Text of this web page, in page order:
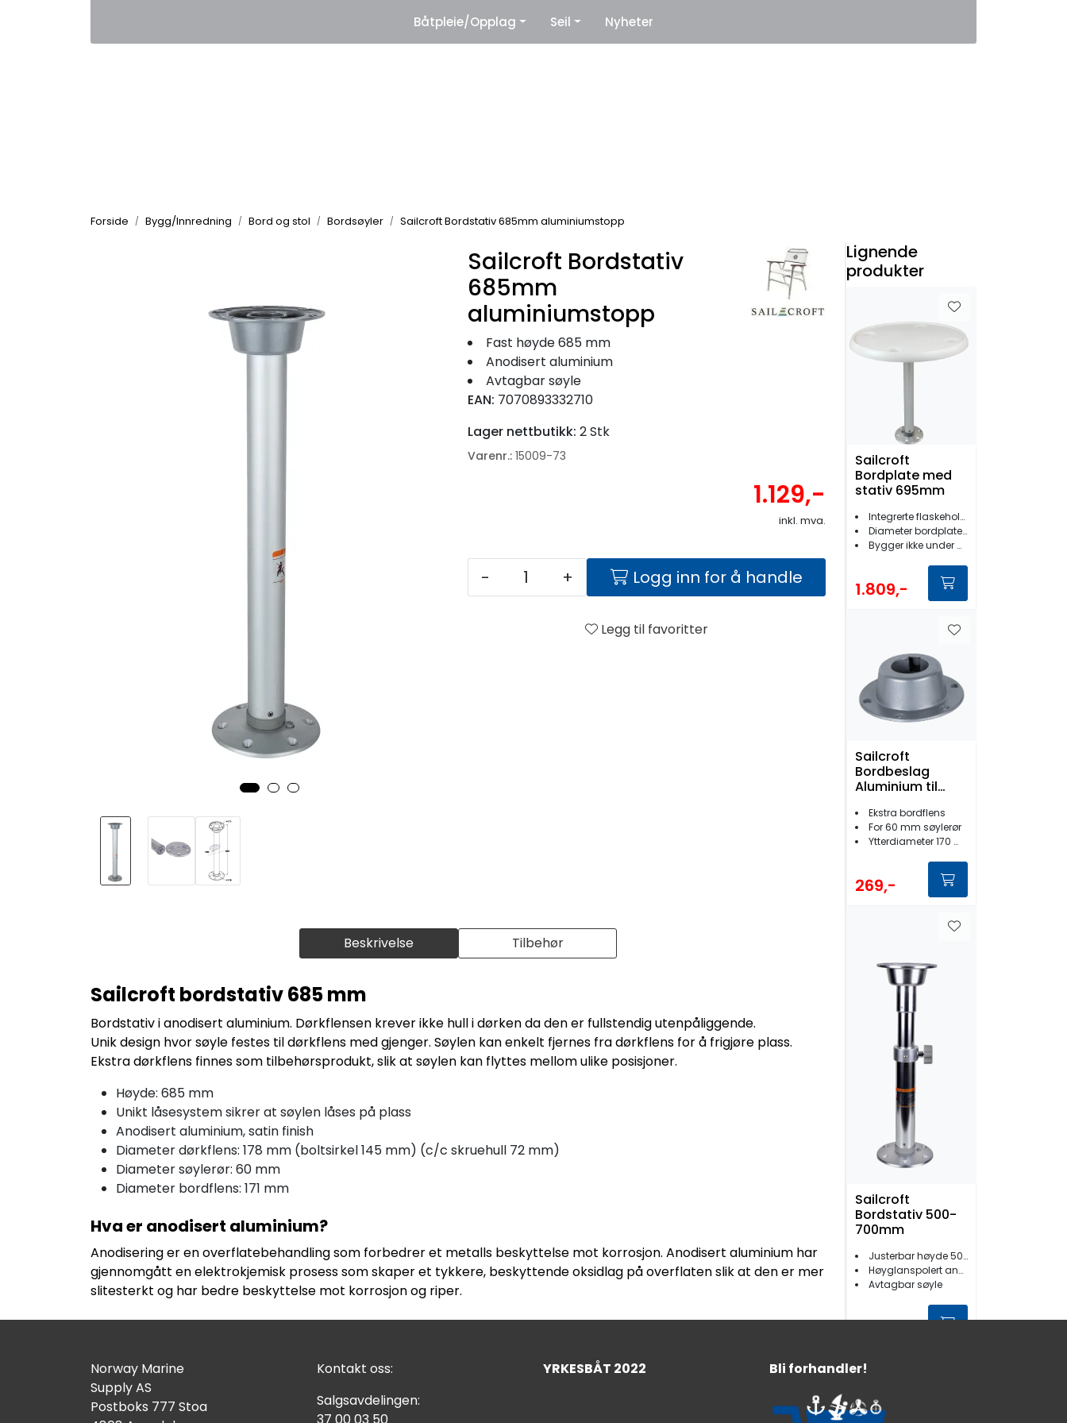
Leverandører
Båtpleie/Opplag Seil Nyheter
Forside Bygg/Innredning Bord og stol Bordsøyler Sailcroft Bordstativ 685mm aluminiumstopp
Beskrivelse Tilbehør
Sailcroft bordstativ 685 mm
Bordstativ i anodisert aluminium. Dørkflensen krever ikke hull i dørken da den er fullstendig utenpåliggende.
Unik design hvor søyle festes til dørkflens med gjenger. Søylen kan enkelt fjernes fra dørkflens for å frigjøre plass.
Ekstra dørkflens finnes som tilbehørsprodukt, slik at søylen kan flyttes mellom ulike posisjoner.
Høyde: 685 mm
Unikt låsesystem sikrer at søylen låses på plass
Anodisert aluminium, satin finish
Diameter dørkflens: 178 mm (boltsirkel 145 mm) (c/c skruehull 72 mm)
Diameter søylerør: 60 mm
Diameter bordflens: 171 mm
Hva er anodisert aluminium?
Anodisering er en overflatebehandling som forbedrer et metalls beskyttelse mot korrosjon. Anodisert aluminium har
gjennomgått en elektrokjemisk prosess som skaper et tykkere, beskyttende oksidlag på overflaten slik at den er mer
slitesterkt og har bedre beskyttelse mot korrosjon og riper.
Sailcroft Bordstativ
685mm
aluminiumstopp
Fast høyde 685 mm
Anodisert aluminium
Avtagbar søyle
EAN: 7070893332710
Lager nettbutikk: 2 Stk
Varenr.: 15009-73
1.129,-
inkl. mva.
- + Logg inn for å handle
Legg til favoritter
Lignende
produkter
Sailcroft
Bordplate med
stativ 695mm
Integrerte flaskeholdere
Diameter bordplate 610 mm
Bygger ikke under dørk
1.809,-
Sailcroft
Bordbeslag
Aluminium til
Ekstra bordflens
For 60 mm søylerør
Ytterdiameter 170 mm
269,-
Sailcroft
Bordstativ 500-
700mm
Justerbar høyde 500-700 mm
Høyglanspolert anodisert aluminium
Avtagbar søyle
Norway Marine
Supply AS
Postboks 777 Stoa
Kontakt oss:
Salgsavdelingen:
YRKESBÅT 2022 Bli forhandler!